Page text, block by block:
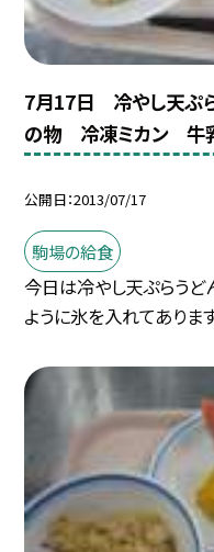
7月17日 冷やし天ぷ
の物 冷凍ミカン 牛
公開日 2013/07/17
駒場の給食
今日は冷やし天ぷらうど
ように氷を入れてありま